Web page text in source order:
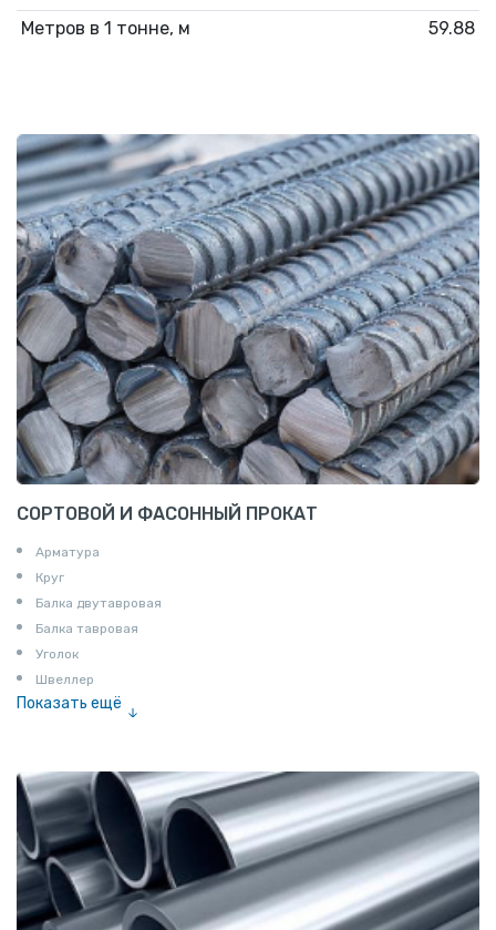
Метров в 1 тонне, м
59.88
СОРТОВОЙ И ФАСОННЫЙ ПРОКАТ
Арматура
Круг
Балка двутавровая
Балка тавровая
Уголок
Швеллер
Показать ещё
Катанка
Шестигранник
Полособульб
Полукруг
Шпунт Ларсена